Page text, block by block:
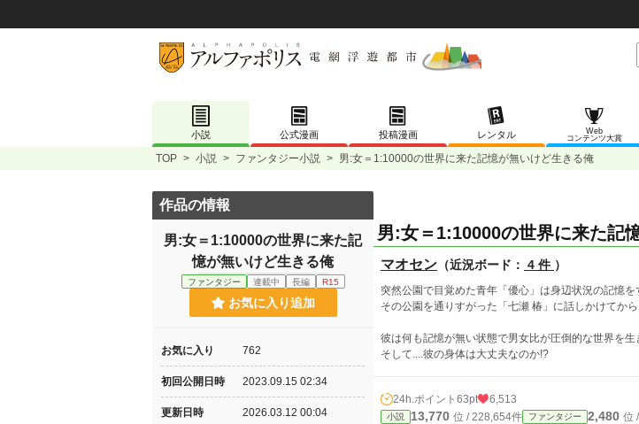
小説 公式漫画 投稿漫画 レンタル
Web
コンテンツ大賞
TOP > 小説 > ファンタジー小説 > 男:女＝1:10000の世界に来た記憶が無いけど生きる俺
男:女＝1:10000の世界に来た記
マオセン （近況ボード： 4 件 ）
突然公園で目覚めた青年「優心」は身辺状況の記憶
その公園を通りすがった「七瀬 椿」に話しかけてから
彼は何も記憶が無い状態で男女比が圧倒的な世界を生
そして....彼の身体は大丈夫なのか!?
24h.ポイント 63pt 6,513
小説 13,770 位 / 228,654件 ファンタジー 2,480 位
作品の情報
男:女＝1:10000の世界に来た記
憶が無いけど生きる俺
ファンタジー 連載中 長編 R15
お気に入り追加
お気に入り 762
初回公開日時 2023.09.15 02:34
更新日時 2026.03.12 00:04